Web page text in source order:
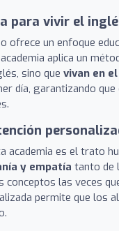
para vivir el
ofrece un enfoque
aplica un
sino que vivan en
día, garantizando
academia es el trato
y empatía tanto de
conceptos las veces
permite que los